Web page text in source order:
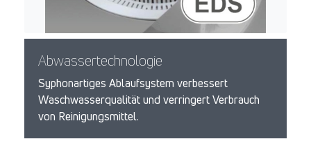
Abwassertechnologie
Syphonartiges Ablaufsystem verbessert
Waschwasserqualität und verringert Verbrauch
von Reinigungsmittel.